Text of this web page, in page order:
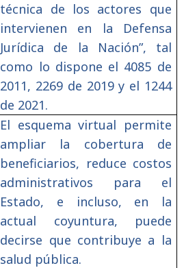
técnica de los actores que
intervienen en la Defensa
Jurídica de la Nación”, tal
como lo dispone el 4085 de
2011, 2269 de 2019 y el 1244
de 2021.
El esquema virtual permite
ampliar la cobertura de
beneficiarios, reduce costos
administrativos para el
Estado, e incluso, en la
actual coyuntura, puede
decirse que contribuye a la
salud pública.